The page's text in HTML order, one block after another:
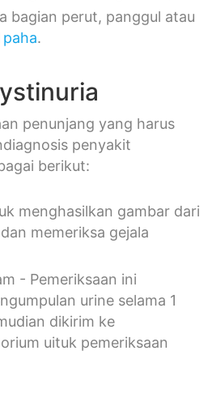
bagian perut, panggul atau
paha.
penunjang yang harus
penyakit
berikut:
menghasilkan gambar dari
memeriksa gejala
- Pemeriksaan ini
urine selama 1
dikirim ke
uituk pemeriksaan